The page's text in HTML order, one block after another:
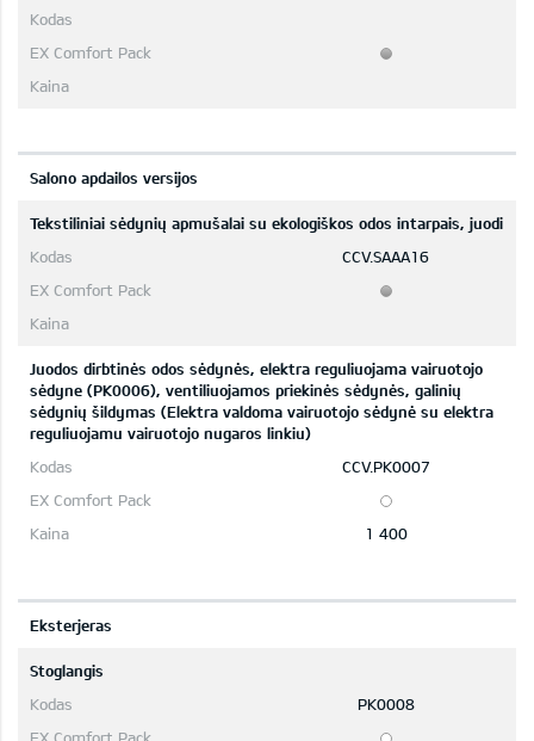
Salono apdailos versijos
Tekstiliniai sėdynių apmušalai su ekologiškos odos intarpais, juodi
CCV.SAAA16
Juodos dirbtinės odos sėdynės, elektra reguliuojama vairuotojo
sėdyne (PK0006), ventiliuojamos priekinės sėdynės, galinių
sėdynių šildymas (Elektra valdoma vairuotojo sėdynė su elektra
reguliuojamu vairuotojo nugaros linkiu)
CCV.PK0007
1 400
Eksterjeras
Stoglangis
PK0008